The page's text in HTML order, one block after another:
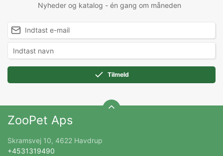
Nyheder og katalog - én gang om måneden
Tilmeld
ZooPet Aps
Skramsvej 10, 4622 Havdrup
+4531319490